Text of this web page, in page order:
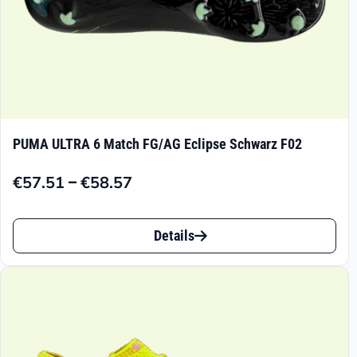
werden
PUMA ULTRA 6 Match FG/AG Eclipse Schwarz F02
€57.51 –€58.57
Preisspanne:
€58.57
Dieses
Produkt
Details